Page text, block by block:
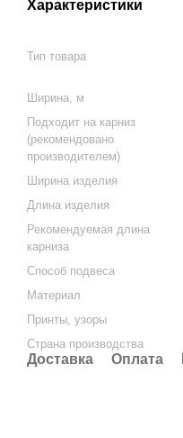
Характеристики
Тип товара
Ширина, м
Подходит на карниз
(рекомендовано
производителем)
Ширина изделия
Длина изделия
Рекомендуемая длина
карниза
Способ подвеса
Материал
Принты, узоры
Страна производства
Доставка Оплата